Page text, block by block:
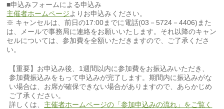
■申込みフォームによる申込み
主催者ホームページよりお申込みください。
※ キャンセルは、前日の17:00までに電話(03－5724－4406)また
は、メールで事務局に連絡をお願いいたします。それ以降のキャン
セルについては、参加費を全額いただきますので、ご了承くださ
い。
【重要】お申込み後、1週間以内に参加費をお振込みいただき、
参加費振込みをもって申込みが完了します。期間内に振込みがな
い場合は、お席が確保できない場合がありますので、あらかじめ
ご了承ください。
詳しくは、 主催者ホームページの「参加申込みの流れ」をご覧く